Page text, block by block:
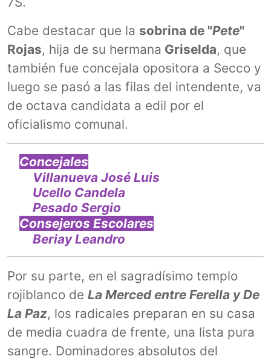
Cabe destacar que la sobrina de "Pete"
Rojas, hija de su hermana Griselda, que
también fue concejala opositora a Secco y
luego se pasó a las filas del intendente, va
de octava candidata a edil por el
oficialismo comunal.
Concejales
Villanueva José Luis
Ucello Candela
Pesado Sergio
Consejeros Escolares
Beriay Leandro
Por su parte, en el sagradísimo templo
rojiblanco de La Merced entre Ferella y De
La Paz, los radicales preparan en su casa
de media cuadra de frente, una lista pura
sangre. Dominadores absolutos del